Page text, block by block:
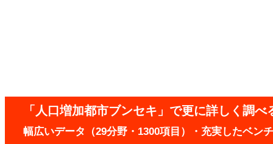
「人口増加都市ブンセキ」で更に詳しく調べ
幅広いデータ（29分野・1300項目）・充実したベン